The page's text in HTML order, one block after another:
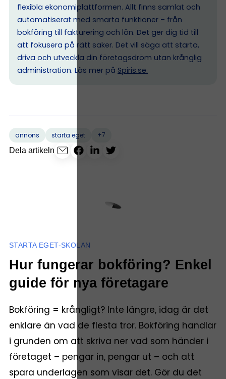
flexibla ekonomiplattformen. Allt finns samlat och
automatiserat med smarta funktioner – från
bokföring till fakturering och lön. Det ger dig tid till
att fokusera på rätt saker. Det vill säga att starta,
driva och utveckla din företagsdröm utan krånglig
administration. Läs mer på Spiris.se.
annons starta eget
+7
Dela artikeln
STARTA EGET-SKOLAN
Hur fungerar bokföring? Enkel
guide för nya företagare
Bokföring = krångligt? Inte längre, idag är det
enklare än vad de flesta tror. Bokföring handlar
i grunden om att skriva ner vad som händer i
företaget – pengar in, pengar ut – och att
spara underlagen som visar det. Gör du det